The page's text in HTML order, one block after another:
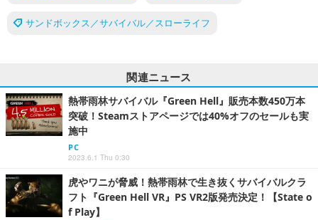
サンドボックス／サバイバル／スローライフ
関連ニュース
熱帯雨林サバイバル『Green Hell』販売本数450万本
突破！Steamストアページでは40%オフのセールも実
施中
PC
2023.6.1 Thu 0:30
虎やワニが脅威！熱帯雨林で生き抜くサバイバルクラ
フト『Green Hell VR』PS VR2版発売決定！【State o
f Play】